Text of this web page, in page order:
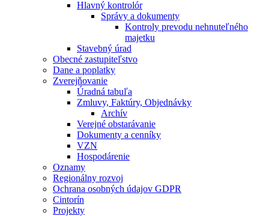
Hlavný kontrolór
Správy a dokumenty
Kontroly prevodu nehnuteľného
majetku
Stavebný úrad
Obecné zastupiteľstvo
Dane a poplatky
Zverejňovanie
Úradná tabuľa
Zmluvy, Faktúry, Objednávky
Archív
Verejné obstarávanie
Dokumenty a cenníky
VZN
Hospodárenie
Oznamy
Regionálny rozvoj
Ochrana osobných údajov GDPR
Cintorín
Projekty